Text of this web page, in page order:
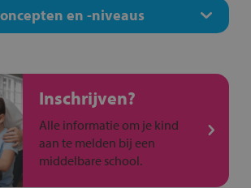
en -niveaus
Inschrijven?
Alle informatie om je kind
aan te melden bij een
middelbare school.